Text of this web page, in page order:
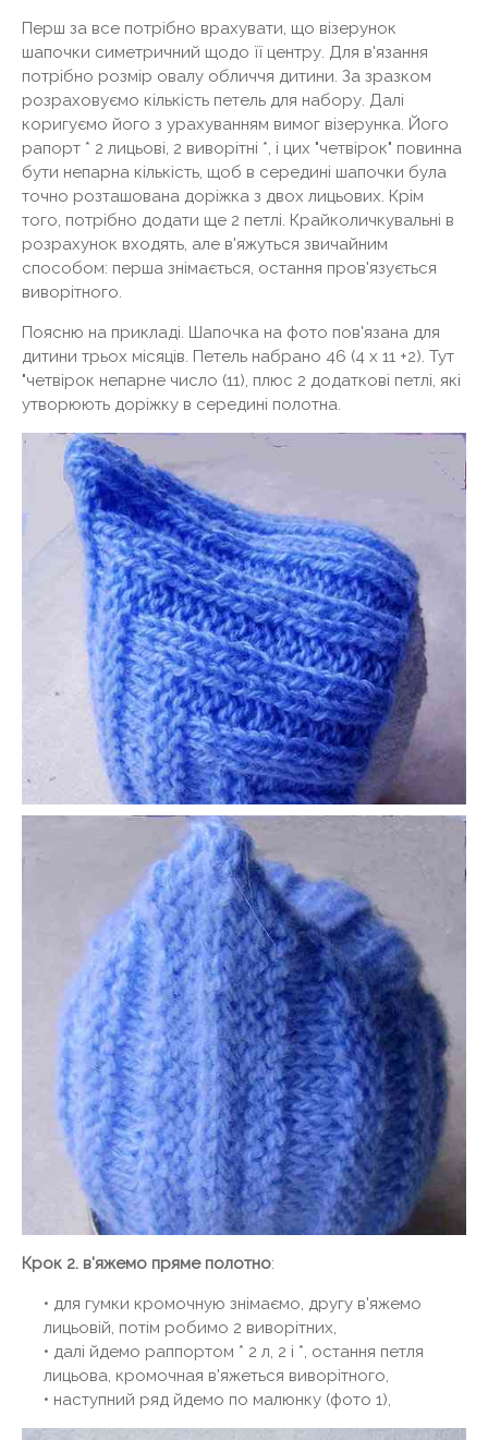
Перш за все потрібно врахувати, що візерунок
шапочки симетричний щодо її центру. Для в'язання
потрібно розмір овалу обличчя дитини. За зразком
розраховуємо кількість петель для набору. Далі
коригуємо його з урахуванням вимог візерунка. Його
рапорт * 2 лицьові, 2 виворітні *, і цих "четвірок" повинна
бути непарна кількість, щоб в середині шапочки була
точно розташована доріжка з двох лицьових. Крім
того, потрібно додати ще 2 петлі. Крайколичкувальні в
розрахунок входять, але в'яжуться звичайним
способом: перша знімається, остання пров'язується
виворітного.
Поясню на прикладі. Шапочка на фото пов'язана для
дитини трьох місяців. Петель набрано 46 (4 х 11 +2). Тут
"четвірок непарне число (11), плюс 2 додаткові петлі, які
утворюють доріжку в середині полотна.
Крок 2. в'яжемо пряме полотно:
• для гумки кромочную знімаємо, другу в'яжемо
лицьовій, потім робимо 2 виворітних,
• далі йдемо раппортом * 2 л, 2 і *, остання петля
лицьова, кромочная в'яжеться виворітного,
• наступний ряд йдемо по малюнку (фото 1),